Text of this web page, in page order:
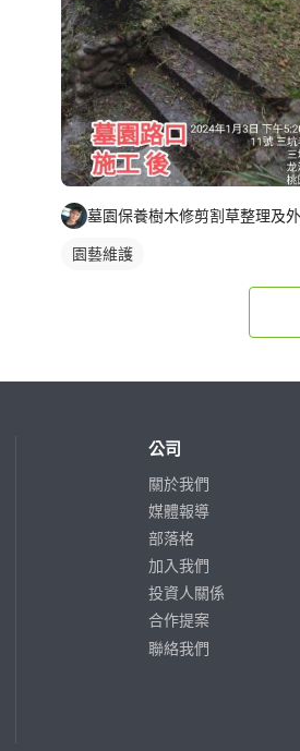
園藝維護
公司
關於我們
媒體報導
部落格
加入我們
投資人關係
合作提案
聯絡我們